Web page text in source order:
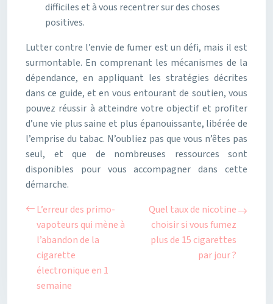
difficiles et à vous recentrer sur des choses
positives.
Lutter contre l’envie de fumer est un défi, mais il est
surmontable. En comprenant les mécanismes de la
dépendance, en appliquant les stratégies décrites
dans ce guide, et en vous entourant de soutien, vous
pouvez réussir à atteindre votre objectif et profiter
d’une vie plus saine et plus épanouissante, libérée de
l’emprise du tabac. N’oubliez pas que vous n’êtes pas
seul, et que de nombreuses ressources sont
disponibles pour vous accompagner dans cette
démarche.
L’erreur des primo-
vapoteurs qui mène à
l’abandon de la
cigarette
électronique en 1
semaine
Quel taux de nicotine
choisir si vous fumez
plus de 15 cigarettes
par jour ?